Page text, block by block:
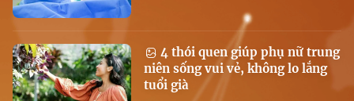
4 thói quen giúp phụ nữ trung
niên sống vui vẻ, không lo lắng
tuổi già